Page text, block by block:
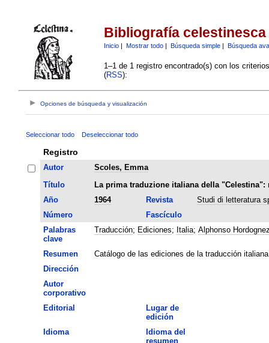
Bibliografía celestinesca
Inicio| Mostrar todo| Búsqueda simple| Búsqueda
1–1 de 1 registro encontrado(s) con los
(RSS):
Opciones de búsqueda y visualización
Seleccionar todo Deseleccionar todo
Registro
Autor
Scoles, Emma
Título
La prima traduzione italiana della
Año
1964 Revista
Studi di letteratura
Número
Fascículo
Palabras
clave
Traducción; Ediciones; Italia; Alphonso
Resumen
Catálogo de las ediciones de la traducción
Dirección
Autor
corporativo
Editorial
Lugar de
edición
Idioma
Idioma del
resumen